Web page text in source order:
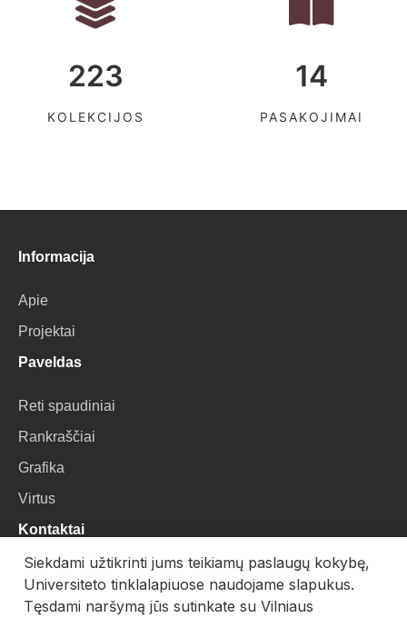
223
KOLEKCIJOS
14
PASAKOJIMAI
Informacija
Apie
Projektai
Paveldas
Reti spaudiniai
Rankraščiai
Grafika
Virtus
Kontaktai
VU Biblioteka
Universiteto g. 3, LT-01122, Vilnius
Siekdami užtikrinti jums teikiamų paslaugų kokybę,
Universiteto tinklalapiuose naudojame slapukus.
Tęsdami naršymą jūs sutinkate su Vilniaus